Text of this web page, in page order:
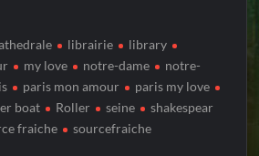
librairie
library
my love notre-dame
notre-
paris mon amour
paris my love
boat Roller seine
shakespear
fraiche sourcefraiche